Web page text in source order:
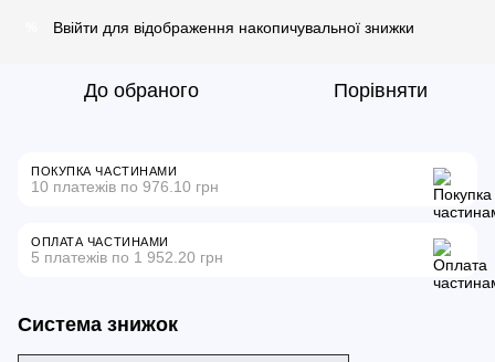
Ввійти для відображення накопичувальної знижки
До обраного Порівняти
ПОКУПКА ЧАСТИНАМИ
10 платежів по 976.10 грн
ОПЛАТА ЧАСТИНАМИ
5 платежів по 1 952.20 грн
Система знижок